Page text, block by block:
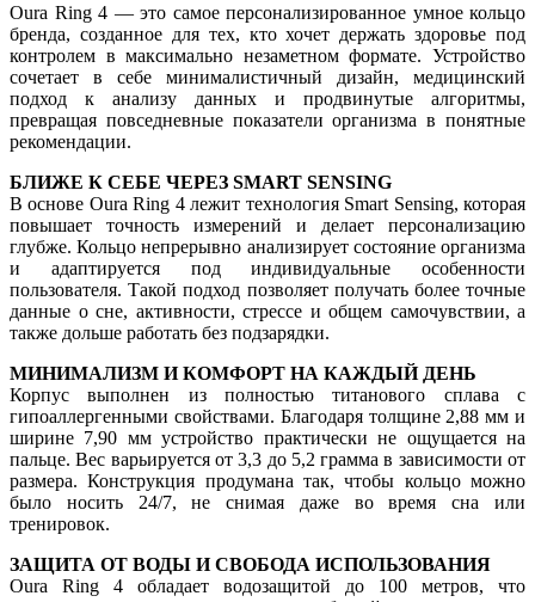
Oura Ring 4 — это самое персонализированное умное кольцо
бренда, созданное для тех, кто хочет держать здоровье под
контролем в максимально незаметном формате. Устройство
сочетает в себе минималистичный дизайн, медицинский
подход к анализу данных и продвинутые алгоритмы,
превращая повседневные показатели организма в понятные
рекомендации.
БЛИЖЕ К СЕБЕ ЧЕРЕЗ SMART SENSING
В основе Oura Ring 4 лежит технология Smart Sensing, которая
повышает точность измерений и делает персонализацию
глубже. Кольцо непрерывно анализирует состояние организма
и адаптируется под индивидуальные особенности
пользователя. Такой подход позволяет получать более точные
данные о сне, активности, стрессе и общем самочувствии, а
также дольше работать без подзарядки.
МИНИМАЛИЗМ И КОМФОРТ НА КАЖДЫЙ ДЕНЬ
Корпус выполнен из полностью титанового сплава с
гипоаллергенными свойствами. Благодаря толщине 2,88 мм и
ширине 7,90 мм устройство практически не ощущается на
пальце. Вес варьируется от 3,3 до 5,2 грамма в зависимости от
размера. Конструкция продумана так, чтобы кольцо можно
было носить 24/7, не снимая даже во время сна или
тренировок.
ЗАЩИТА ОТ ВОДЫ И СВОБОДА ИСПОЛЬЗОВАНИЯ
Oura Ring 4 обладает водозащитой до 100 метров, что